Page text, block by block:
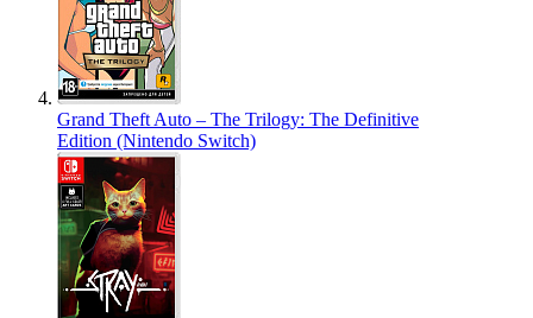
Grand Theft Auto – The Trilogy: The Definitive
Edition (Nintendo Switch)